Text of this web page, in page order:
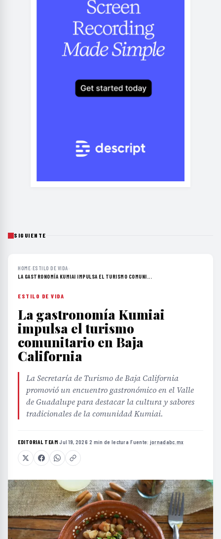
SIGUIENTE
HOME›ESTILO DE VIDA›
LA GASTRONOMÍA KUMIAI IMPULSA EL TURISMO COMUNI...
ESTILO DE VIDA
La gastronomía Kumiai
impulsa el turismo
comunitario en Baja
California
La Secretaría de Turismo de Baja California
promovió un encuentro gastronómico en el Valle
de Guadalupe para destacar la cultura y sabores
tradicionales de la comunidad Kumiai.
EDITORIAL TEAM·Jul 19, 2026·2 min de lectura·Fuente: jornadabc.mx